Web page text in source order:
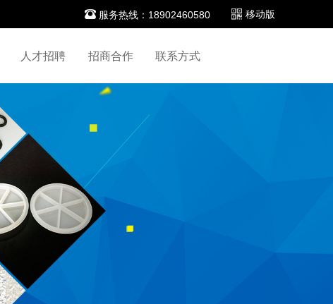
 服务热线：18902460580 移动版
人才招聘 招商合作 联系方式